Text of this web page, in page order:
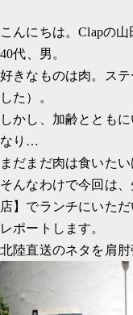
働きかた
考えかた
ブランディング
クリエイティブ
ブランドサイト
ブランディング
採用サイト
コーポレートサイ
WEBデザイン
UI・UX 設計
グラフィックデザ
パッケージデザイ
イラスト
福利厚生
考えかた
グルメ
社内の取り組み
社内の取り組み一
PP
考えかた
こんにちは。Clapの山
40代、男。
好きなものは肉。ス
した）。
しかし、加齢ととも
なり…
まだまだ肉は食いた
そんなわけで今回は
店】でランチにいた
レポートします。
北陸直送のネタを肩